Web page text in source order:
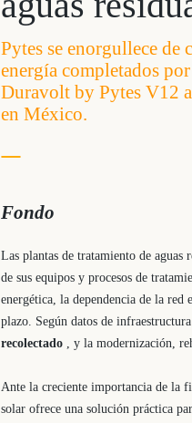
Pytes se enorgullece
energía completados
Duravolt by Pytes V12 a
en México.
Fondo
Las plantas de tratamiento de
de sus equipos y procesos de
energética, la dependencia de la
plazo. Según datos de
recolectado , y la modernización,
Ante la creciente importancia de la
solar ofrece una solución práctica